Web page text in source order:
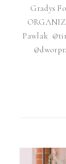
Gradys
Pawlak